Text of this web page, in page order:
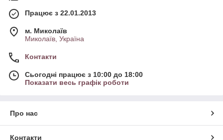
Працює з 22.01.2013
м. Миколаїв
Миколаїв, Україна
Контакти
Сьогодні працює з 10:00 до 18:00
Показати весь графік роботи
Про нас
Контакти